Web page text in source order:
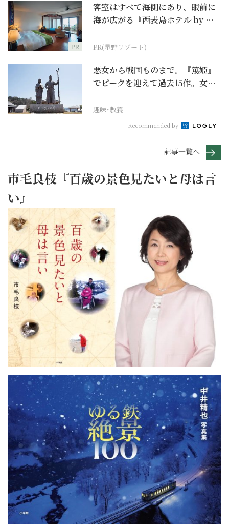
PR
客室はすべて海側にあり、眼前に
海が広がる『西表島ホテル by 星
PR(星野リゾート)
悪女から戦国ものまで。『篤姫』
でピークを迎えて過去15作。女性
趣味･教養
Recommended by
記事一覧へ
市毛良枝『百歳の景色見たいと母は言
い』